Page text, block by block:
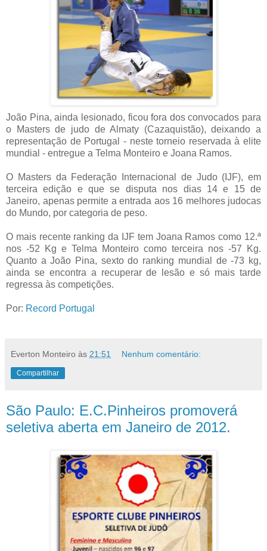
João Pina, ainda lesionado, ficou fora dos convocados para
o Masters de judo de Almaty (Cazaquistão), deixando a
representação de Portugal - neste torneio reservada à elite
mundial - entregue a Telma Monteiro e Joana Ramos.
O Masters da Federação Internacional de Judo (IJF), em
terceira edição e que se disputa nos dias 14 e 15 de
Janeiro, apenas permite a entrada aos 16 melhores judocas
do Mundo, por categoria de peso.
O mais recente ranking da IJF tem Joana Ramos como 12.ª
nos -52 Kg e Telma Monteiro como terceira nos -57 Kg.
Quanto a João Pina, sexto do ranking mundial de -73 kg,
ainda se encontra a recuperar de lesão e só mais tarde
regressa às competições.
Por: Record Portugal
Everton Monteiro às 21:51 Nenhum comentário:
Compartilhar
São Paulo: E.C.Pinheiros promoverá
seletiva aberta em Janeiro de 2012.